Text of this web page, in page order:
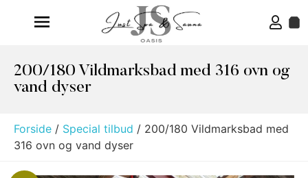
200/180 Vildmarksbad med 316 ovn og
vand dyser
Forside / Special tilbud / 200/180 Vildmarksbad med
316 ovn og vand dyser